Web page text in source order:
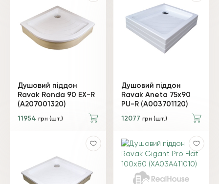
Душовий піддон
Ravak Ronda 90 EX-R
(A207001320)
11954 грн (шт.)
Душовий піддон
Ravak Aneta 75x90
PU-R (A003701120)
12077 грн (шт.)